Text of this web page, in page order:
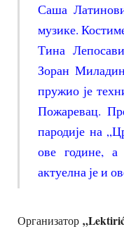
Саша
музике.
Тина
Зоран
пружио је
Пожаревац.
пародије на
ове године, а
актуелна је и
Организатор